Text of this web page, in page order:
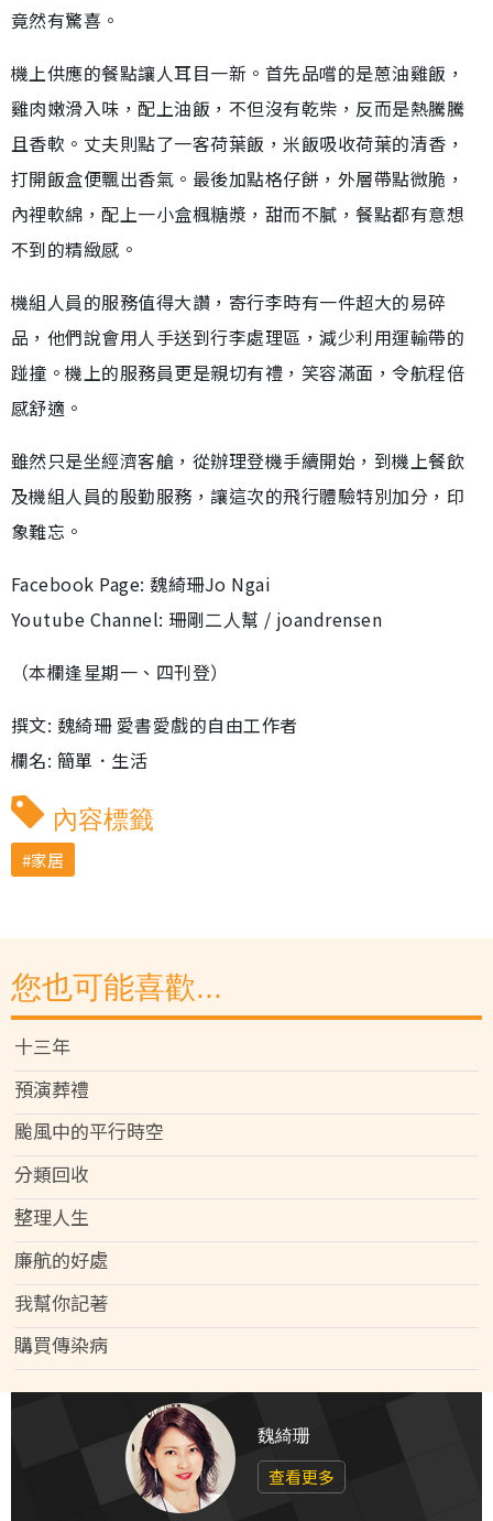
竟然有驚喜。
機上供應的餐點讓人耳目一新。首先品嚐的是蒽油雞飯，
雞肉嫩滑入味，配上油飯，不但沒有乾柴，反而是熱騰騰
且香軟。丈夫則點了一客荷葉飯，米飯吸收荷葉的清香，
打開飯盒便飄出香氣。最後加點格仔餅，外層帶點微脆，
內裡軟綿，配上一小盒楓糖漿，甜而不膩，餐點都有意想
不到的精緻感。
機組人員的服務值得大讚，寄行李時有一件超大的易碎
品，他們說會用人手送到行李處理區，減少利用運輸帶的
踫撞。機上的服務員更是親切有禮，笑容滿面，令航程倍
感舒適。
雖然只是坐經濟客艙，從辦理登機手續開始，到機上餐飲
及機組人員的殷勤服務，讓這次的飛行體驗特別加分，印
象難忘。
Facebook Page: 魏綺珊Jo Ngai
Youtube Channel: 珊剛二人幫 / joandrensen
（本欄逢星期一、四刊登）
撰文: 魏綺珊 愛書愛戲的自由工作者
欄名: 簡單．生活
內容標籤
家居
您也可能喜歡...
十三年
預演葬禮
颱風中的平行時空
分類回收
整理人生
廉航的好處
我幫你記著
購買傳染病
魏綺珊
查看更多